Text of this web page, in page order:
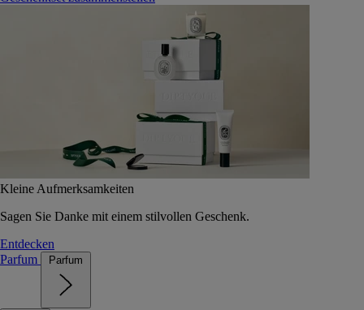
Kleine Aufmerksamkeiten
Sagen Sie Danke mit einem stilvollen Geschenk.
Entdecken
Parfum
Parfum